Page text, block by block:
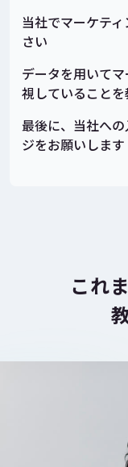
当社でマーケテ
さい
データを用いて
視していること
最後に、当社へ
ジをお願いします
これ